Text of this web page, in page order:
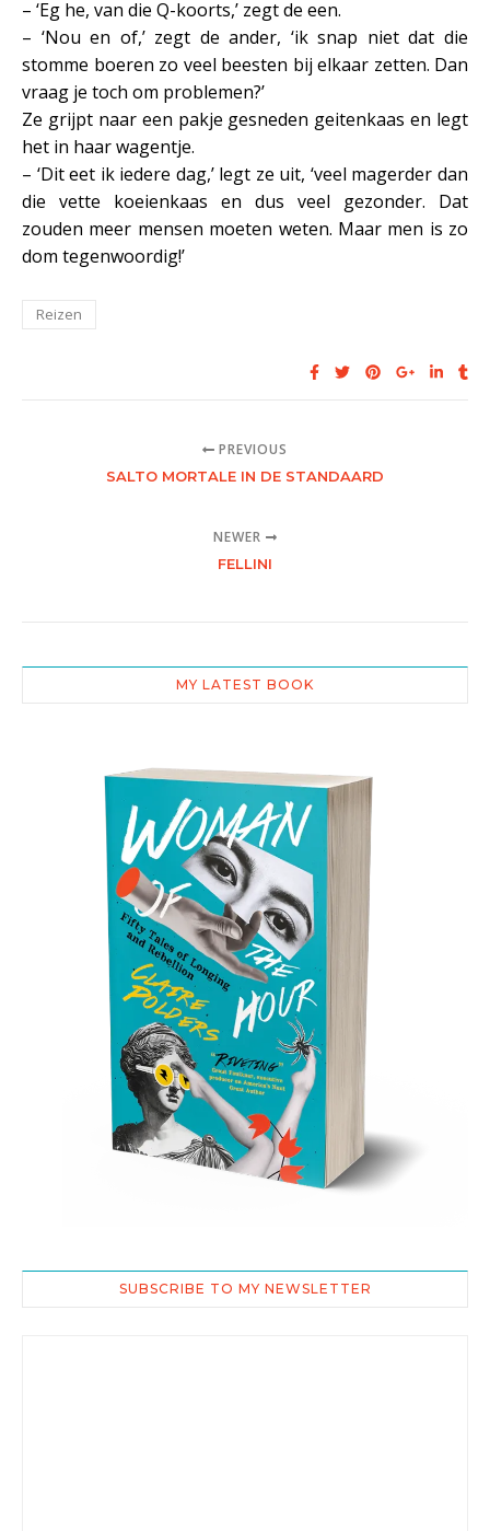
– ‘Eg he, van die Q-koorts,’ zegt de een.
– ‘Nou en of,’ zegt de ander, ‘ik snap niet dat die
stomme boeren zo veel beesten bij elkaar zetten. Dan
vraag je toch om problemen?’
Ze grijpt naar een pakje gesneden geitenkaas en legt
het in haar wagentje.
– ‘Dit eet ik iedere dag,’ legt ze uit, ‘veel magerder dan
die vette koeienkaas en dus veel gezonder. Dat
zouden meer mensen moeten weten. Maar men is zo
dom tegenwoordig!’
Reizen
PREVIOUS
SALTO MORTALE IN DE STANDAARD
NEWER
FELLINI
MY LATEST BOOK
SUBSCRIBE TO MY NEWSLETTER